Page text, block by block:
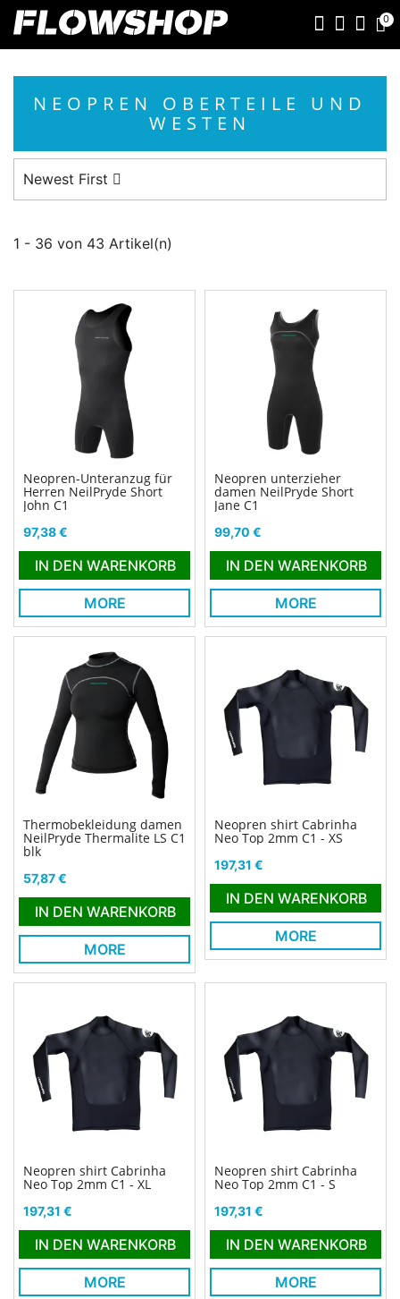
0
NEOPREN OBERTEILE UND
WESTEN
Newest First
1 - 36 von 43 Artikel(n)
Neopren-Unteranzug für
Herren NeilPryde Short
John C1
Preis
97,38 €
IN DEN WARENKORB
MORE
Neopren unterzieher
damen NeilPryde Short
Jane C1
Preis
99,70 €
IN DEN WARENKORB
MORE
Thermobekleidung damen
NeilPryde Thermalite LS C1
blk
Preis
57,87 €
IN DEN WARENKORB
MORE
Neopren shirt Cabrinha
Neo Top 2mm C1 - XS
Preis
197,31 €
IN DEN WARENKORB
MORE
Neopren shirt Cabrinha
Neo Top 2mm C1 - XL
Preis
197,31 €
IN DEN WARENKORB
MORE
Neopren shirt Cabrinha
Neo Top 2mm C1 - S
Preis
197,31 €
IN DEN WARENKORB
MORE